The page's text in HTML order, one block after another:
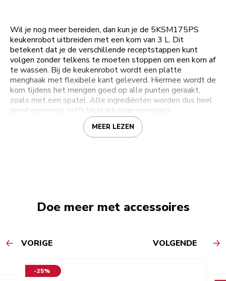
Wil je nog meer bereiden, dan kun je de 5KSM175PS
keukenrobot uitbreiden met een kom van 3 L. Dit
betekent dat je de verschillende receptstappen kunt
volgen zonder telkens te moeten stoppen om een kom af
te wassen. Bij de keukenrobot wordt een platte
menghaak met flexibele kant geleverd. Hiermee wordt de
kom tijdens het mengen goed op alle punten geraakt,
zoals met een spatel. Alle ingrediënten worden dus heel
goed gemengd, zelfs bij plakkerige mengsels.
MEER LEZEN
Doe meer met accessoires
VORIGE VOLGENDE
-25%